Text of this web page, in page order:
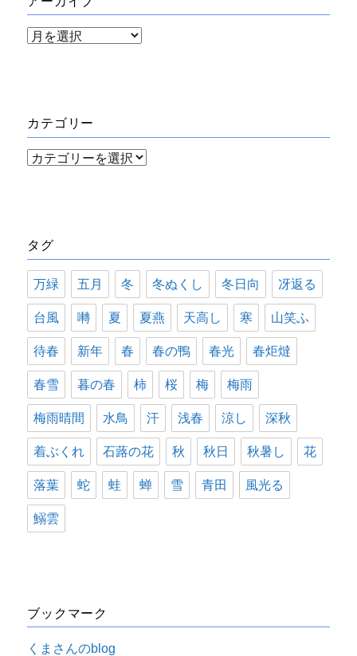
ア
ブ
カテゴリー
カ
ー
タグ
万緑 五月 冬 冬ぬくし 冬日向 冴返る
台風 囀 夏 夏燕 天高し 寒 山笑ふ
待春 新年 春 春の鴨 春光 春炬燵
春雪 暮の春 柿 桜 梅 梅雨
梅雨晴間 水鳥 汗 浅春 涼し 深秋
着ぶくれ 石蕗の花 秋 秋日 秋暑し 花
落葉 蛇 蛙 蝉 雪 青田 風光る
鰯雲
ブックマーク
くまさんのblog